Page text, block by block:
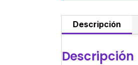
Descripción
Descripción